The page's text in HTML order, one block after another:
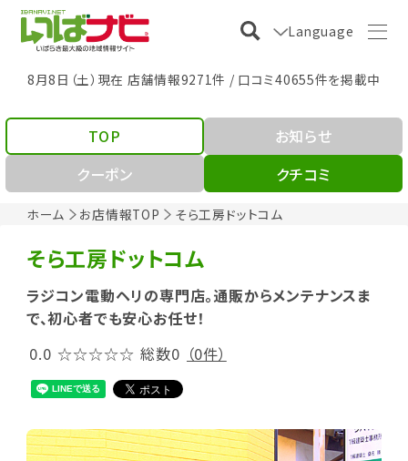
Language
8月8日（土）現在 店舗情報9271件 / 口コミ40655件を掲載中
ホーム お店情報TOP そら工房ドットコム
TOP
お知らせ
クーポン
クチコミ
そら工房ドットコム
ラジコン電動ヘリの専門店。通販からメンテナンスま
で、初心者でも安心お任せ！
0.0 ☆☆☆☆☆ 総数0 （0件）